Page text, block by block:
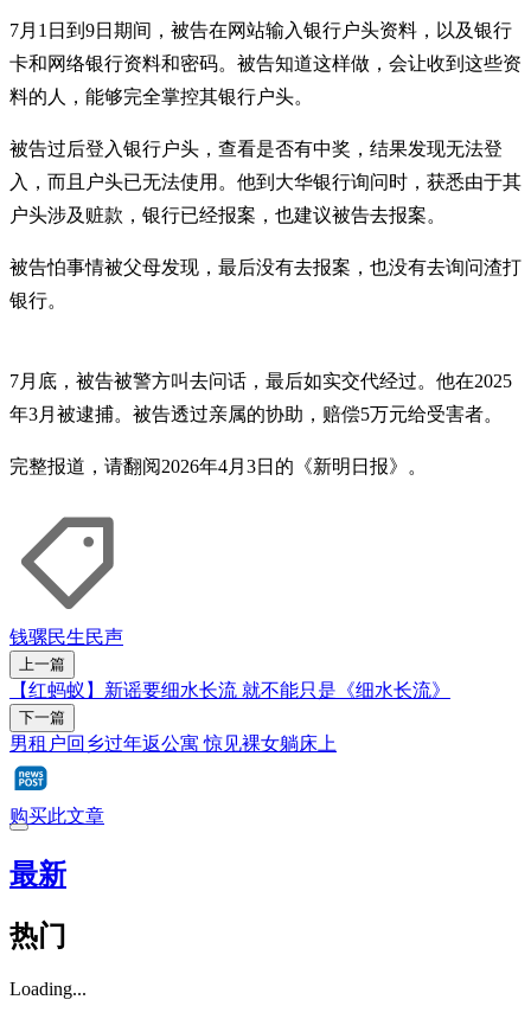
7月1日到9日期间，被告在网站输入银行户头资料，以及银行
卡和网络银行资料和密码。被告知道这样做，会让收到这些资
料的人，能够完全掌控其银行户头。
被告过后登入银行户头，查看是否有中奖，结果发现无法登
入，而且户头已无法使用。他到大华银行询问时，获悉由于其
户头涉及赃款，银行已经报案，也建议被告去报案。
被告怕事情被父母发现，最后没有去报案，也没有去询问渣打
银行。
7月底，被告被警方叫去问话，最后如实交代经过。他在2025
年3月被逮捕。被告透过亲属的协助，赔偿5万元给受害者。
完整报道，请翻阅2026年4月3日的《新明日报》。
钱骡民生民声
上一篇
【红蚂蚁】新谣要细水长流 就不能只是《细水长流》
下一篇
男租户回乡过年返公寓 惊见裸女躺床上
购买此文章
最新
热门
Loading...